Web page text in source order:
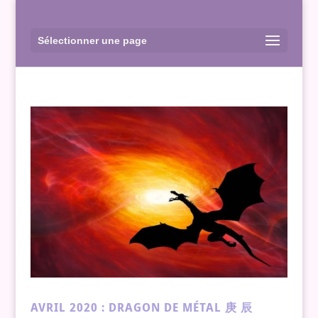
Sélectionner une page
AVRIL 2020 : DRAGON DE MÉTAL 庚 辰